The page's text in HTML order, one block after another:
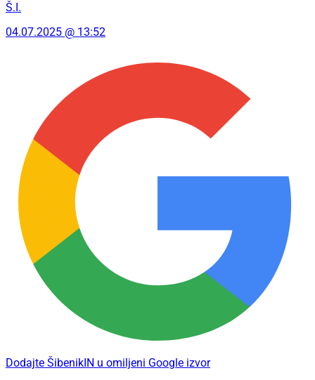
Š.I.
04.07.2025 @ 13:52
Dodajte ŠibenikIN u omiljeni Google izvor